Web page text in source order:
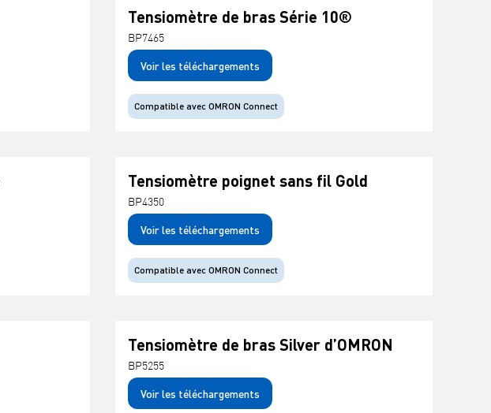
Tensiomètre de bras Série 10®
BP7465
Voir les téléchargements
Compatible avec OMRON Connect
Tensiomètre poignet sans fil Gold
BP4350
Voir les téléchargements
Compatible avec OMRON Connect
Tensiomètre de bras Silver d’OMRON
BP5255
Voir les téléchargements